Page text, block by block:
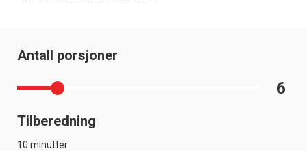
Antall porsjoner
6
Tilberedning
10 minutter